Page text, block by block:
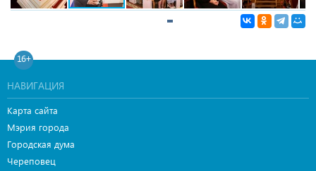
16+
НАВИГАЦИЯ
Карта сайта
Мэрия города
Городская дума
Череповец